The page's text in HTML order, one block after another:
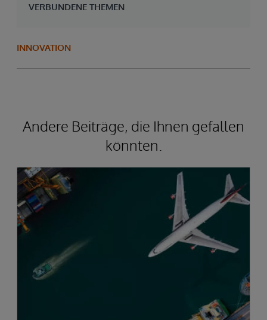
VERBUNDENE THEMEN
INNOVATION
Andere Beiträge, die Ihnen gefallen
könnten.